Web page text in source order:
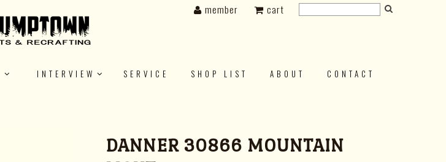
INTERVIEW SERVICE SHOP LIST ABOUT CONTACT
member cart
DANNER 30866 MOUNTAIN